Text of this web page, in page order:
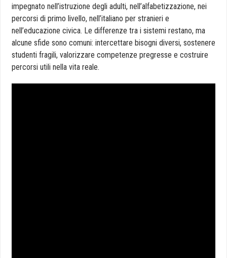
impegnato nell’istruzione degli adulti, nell’alfabetizzazione, nei
percorsi di primo livello, nell’italiano per stranieri e
nell’educazione civica. Le differenze tra i sistemi restano, ma
alcune sfide sono comuni: intercettare bisogni diversi, sostenere
studenti fragili, valorizzare competenze pregresse e costruire
percorsi utili nella vita reale.